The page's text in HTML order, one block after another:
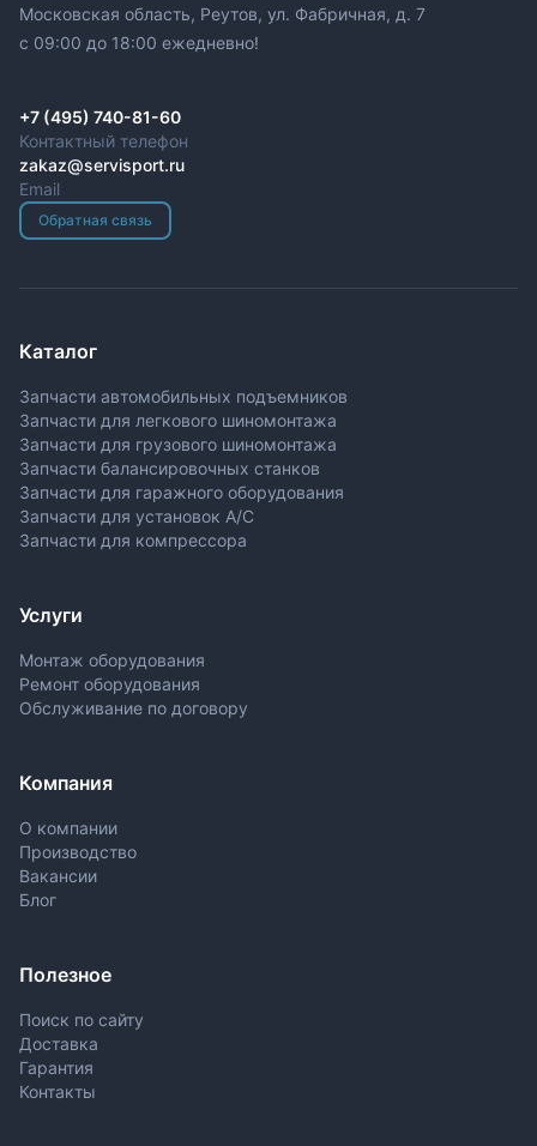
Московская область, Реутов, ул. Фабричная, д. 7
c 09:00 до 18:00 ежедневно!
+7 (495) 740-81-60
Контактный телефон
zakaz@servisport.ru
Email
Обратная связь
Каталог
Запчасти автомобильных подъемников
Запчасти для легкового шиномонтажа
Запчасти для грузового шиномонтажа
Запчасти балансировочных станков
Запчасти для гаражного оборудования
Запчасти для установок A/C
Запчасти для компрессора
Услуги
Монтаж оборудования
Ремонт оборудования
Обслуживание по договору
Компания
О компании
Производство
Вакансии
Блог
Полезное
Поиск по сайту
Доставка
Гарантия
Контакты